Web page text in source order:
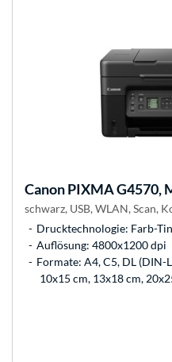
CanonPIXMA G4570,
schwarz, USB, WLAN, Scan,
Drucktechnologie: Farb-
Auflösung: 4800x1200 dpi
Formate: A4, C5, DL (DIN-
10x15 cm, 13x18 cm,